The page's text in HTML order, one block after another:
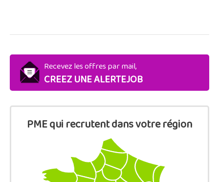
Recevez les offres par mail,
CREEZ UNE ALERTEJOB
PME qui recrutent dans votre région